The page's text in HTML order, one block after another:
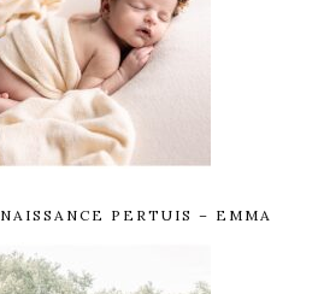
PERTUIS – EMMA